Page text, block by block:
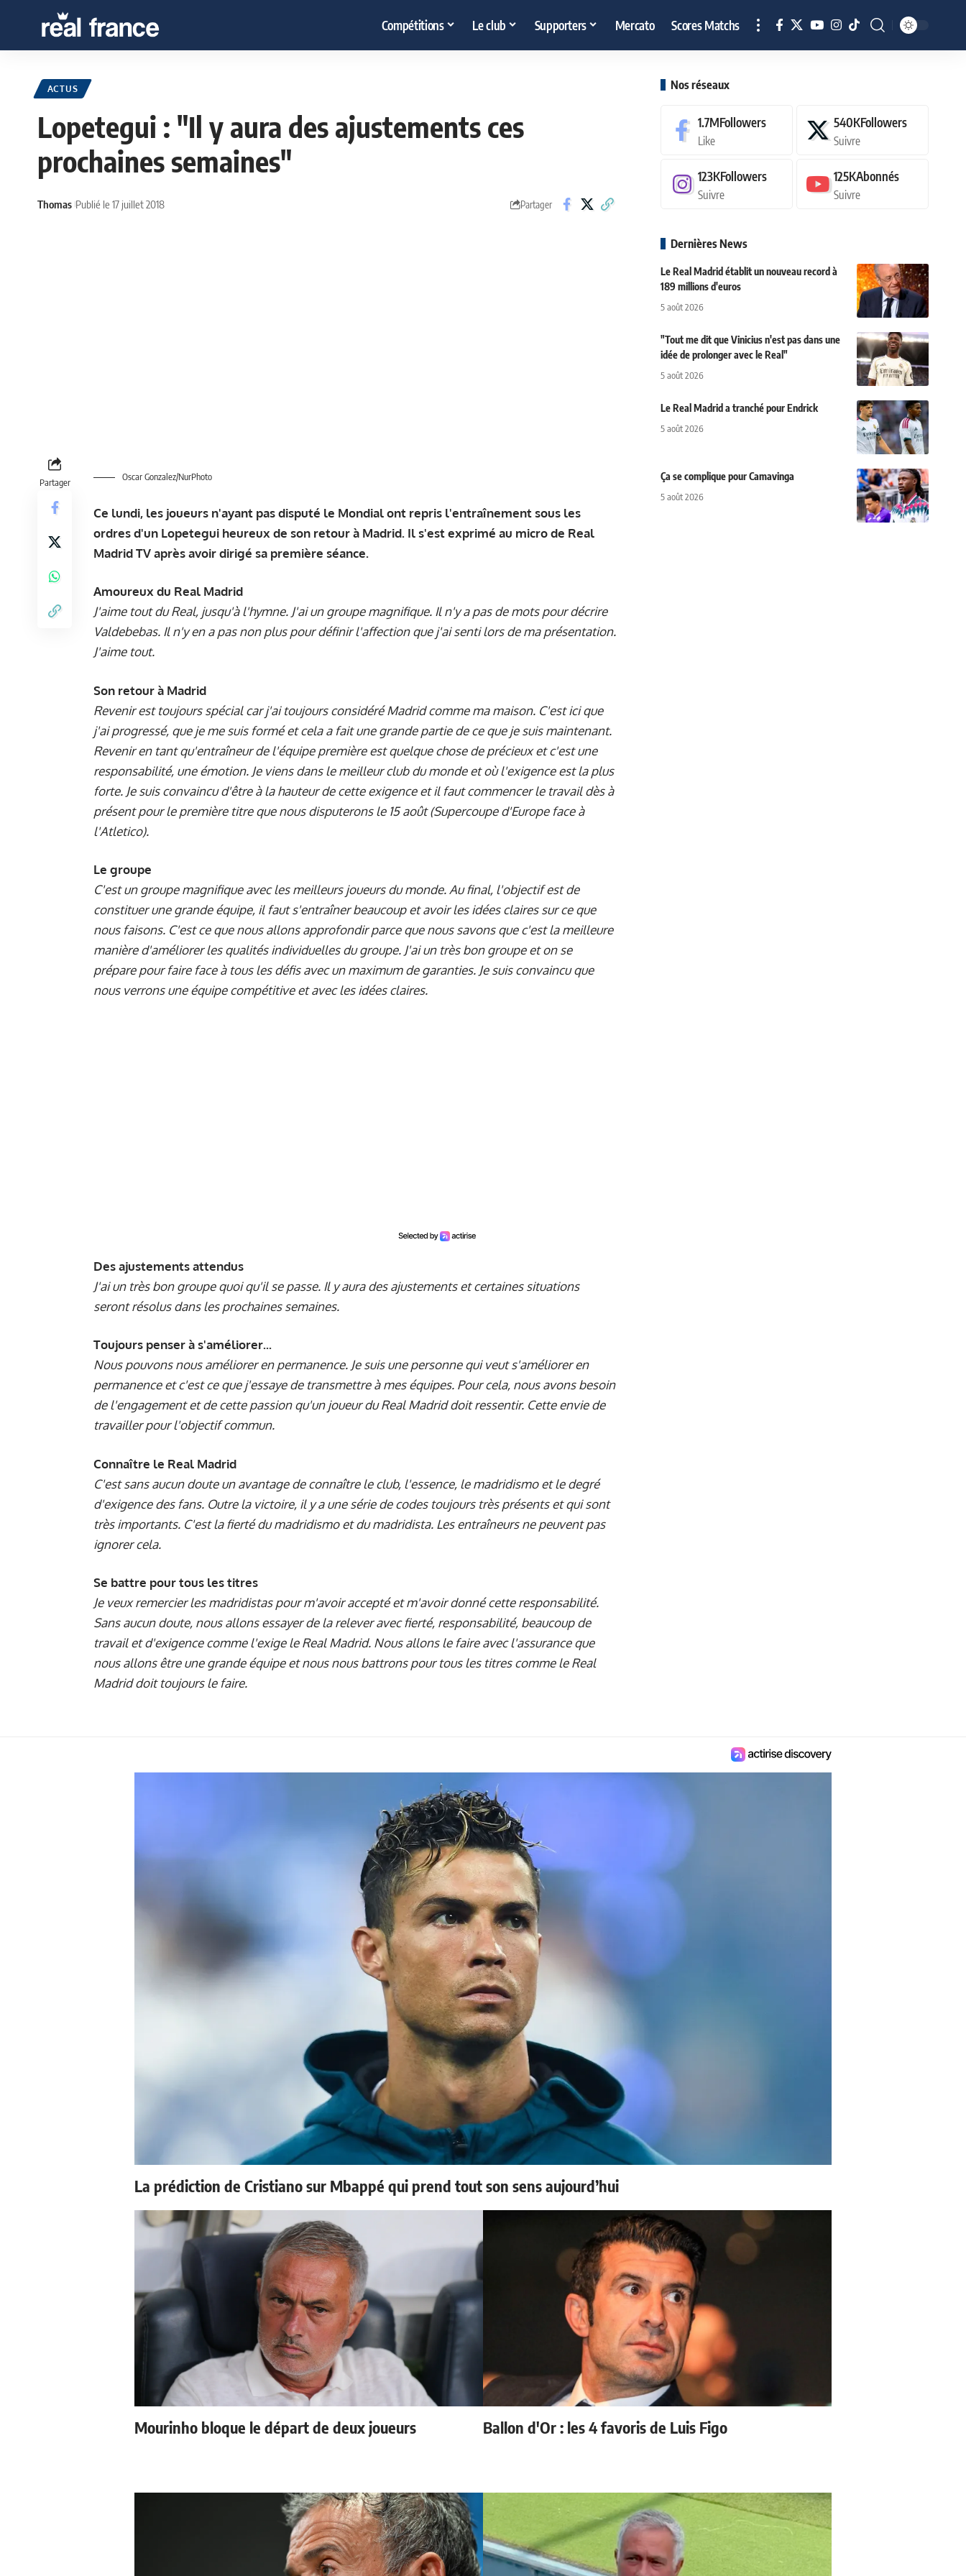
Compétitions Le club Supporters Mercato Scores Matchs
ACTUS
Lopetegui : "Il y aura des ajustements ces
prochaines semaines"
Thomas Publié le 17 juillet 2018 Partager
Partager Oscar Gonzalez/NurPhoto
Ce lundi, les joueurs n'ayant pas disputé le Mondial ont repris l'entraînement sous les
ordres d'un Lopetegui heureux de son retour à Madrid. Il s'est exprimé au micro de Real
Madrid TV après avoir dirigé sa première séance.
Amoureux du Real Madrid
J'aime tout du Real, jusqu'à l'hymne. J'ai un groupe magnifique. Il n'y a pas de mots pour décrire
Valdebebas. Il n'y en a pas non plus pour définir l'affection que j'ai senti lors de ma présentation.
J'aime tout.
Son retour à Madrid
Revenir est toujours spécial car j'ai toujours considéré Madrid comme ma maison. C'est ici que
j'ai progressé, que je me suis formé et cela a fait une grande partie de ce que je suis maintenant.
Revenir en tant qu'entraîneur de l'équipe première est quelque chose de précieux et c'est une
responsabilité, une émotion. Je viens dans le meilleur club du monde et où l'exigence est la plus
forte. Je suis convaincu d'être à la hauteur de cette exigence et il faut commencer le travail dès à
présent pour le première titre que nous disputerons le 15 août (Supercoupe d'Europe face à
l'Atletico).
Le groupe
C'est un groupe magnifique avec les meilleurs joueurs du monde. Au final, l'objectif est de
constituer une grande équipe, il faut s'entraîner beaucoup et avoir les idées claires sur ce que
nous faisons. C'est ce que nous allons approfondir parce que nous savons que c'est la meilleure
manière d'améliorer les qualités individuelles du groupe. J'ai un très bon groupe et on se
prépare pour faire face à tous les défis avec un maximum de garanties. Je suis convaincu que
nous verrons une équipe compétitive et avec les idées claires.
Des ajustements attendus
J'ai un très bon groupe quoi qu'il se passe. Il y aura des ajustements et certaines situations
seront résolus dans les prochaines semaines.
Toujours penser à s'améliorer...
Nous pouvons nous améliorer en permanence. Je suis une personne qui veut s'améliorer en
permanence et c'est ce que j'essaye de transmettre à mes équipes. Pour cela, nous avons besoin
de l'engagement et de cette passion qu'un joueur du Real Madrid doit ressentir. Cette envie de
travailler pour l'objectif commun.
Connaître le Real Madrid
C'est sans aucun doute un avantage de connaître le club, l'essence, le madridismo et le degré
d'exigence des fans. Outre la victoire, il y a une série de codes toujours très présents et qui sont
très importants. C'est la fierté du madridismo et du madridista. Les entraîneurs ne peuvent pas
ignorer cela.
Se battre pour tous les titres
Je veux remercier les madridistas pour m'avoir accepté et m'avoir donné cette responsabilité.
Sans aucun doute, nous allons essayer de la relever avec fierté, responsabilité, beaucoup de
travail et d'exigence comme l'exige le Real Madrid. Nous allons le faire avec l'assurance que
nous allons être une grande équipe et nous nous battrons pour tous les titres comme le Real
Madrid doit toujours le faire.
Nos réseaux
1.7MFollowers
Like
540KFollowers
Suivre
123KFollowers
Suivre
125KAbonnés
Suivre
Dernières News
Le Real Madrid établit un nouveau record à
189 millions d'euros
5 août 2026
"Tout me dit que Vinicius n'est pas dans une
idée de prolonger avec le Real"
5 août 2026
Le Real Madrid a tranché pour Endrick
5 août 2026
Ça se complique pour Camavinga
5 août 2026
La prédiction de Cristiano sur Mbappé qui prend tout son sens aujourd’hui
Mourinho bloque le départ de deux joueurs Ballon d'Or : les 4 favoris de Luis Figo